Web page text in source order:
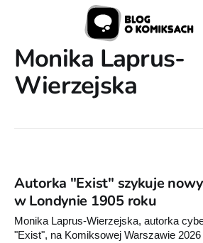
Monika Laprus-
Wierzejska
Autorka "Exist" szykuje
w Londynie 1905 roku
Monika Laprus-Wierzejska, autorka
"Exist", na Komiksowej Warszawie 2026